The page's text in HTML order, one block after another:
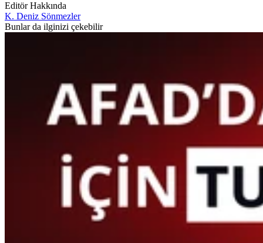
Editör Hakkında
K. Deniz Sönmezler
Bunlar da ilginizi çekebilir